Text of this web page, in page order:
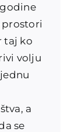
godine
prostori
taj ko
volju
a
se